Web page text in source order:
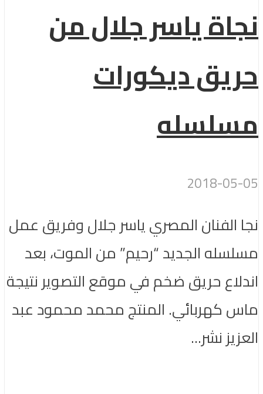
نجاة ياسر جلال من
حريق ديكورات
مسلسله
2018-05-05
نجا الفنان المصري ياسر جلال وفريق عمل
مسلسله الجديد “رحيم” من الموت، بعد
اندلاع حريق ضخم في موقع التصوير نتيجة
ماس كهربائي. المنتج محمد محمود عبد
العزيز نشر...